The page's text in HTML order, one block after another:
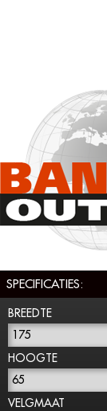
SPECIFICATIES:
BREEDTE
175
HOOGTE
65
VELGMAAT